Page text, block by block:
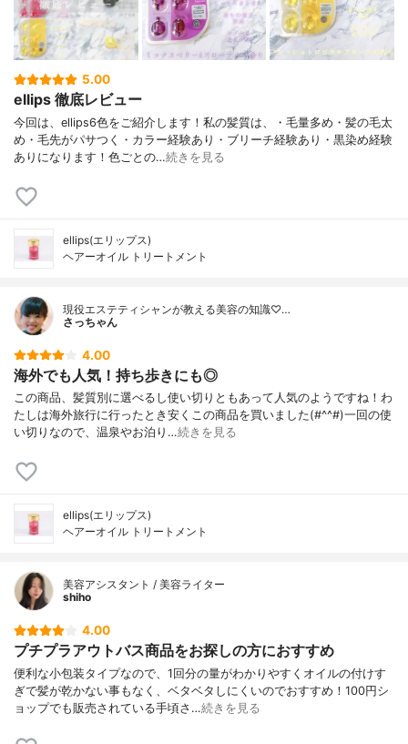
5.00
ellips 徹底レビュー
今回は、ellips6色をご紹介します！私の髪質は、・毛量多め・髪の毛太
め・毛先がパサつく・カラー経験あり・ブリーチ経験あり・黒染め経験
ありになります！色ごとの…続きを見る
ellips(エリップス)
ヘアーオイル トリートメント
現役エステティシャンが教える美容の知識♡…
さっちゃん
4.00
海外でも人気！持ち歩きにも◎
この商品、髪質別に選べるし使い切りともあって人気のようですね！わ
たしは海外旅行に行ったとき安くこの商品を買いました(#^^#)一回の使
い切りなので、温泉やお泊り…続きを見る
ellips(エリップス)
ヘアーオイル トリートメント
美容アシスタント / 美容ライター
shiho
4.00
プチプラアウトバス商品をお探しの方におすすめ
便利な小包装タイプなので、1回分の量がわかりやすくオイルの付けす
ぎで髪が乾かない事もなく、ベタベタしにくいのでおすすめ！100円シ
ョップでも販売されている手頃さ…続きを見る